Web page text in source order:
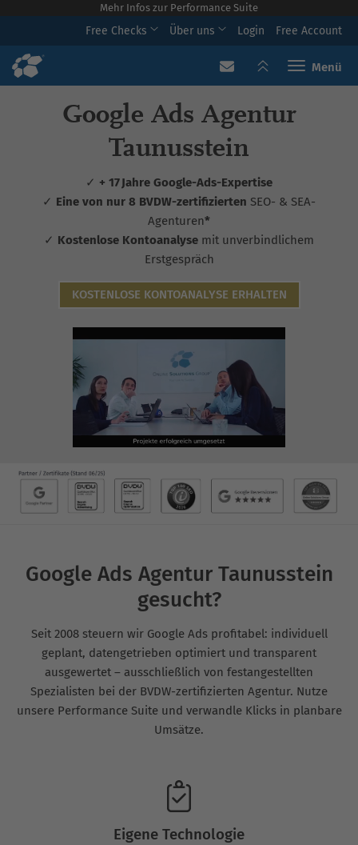
Mehr Infos zur Performance Suite
Free Checks Über uns Login Free Account
Toggle
Google Ads Agentur
Taunusstein
✓ + 17 Jahre Google-Ads-Expertise
✓ Eine von nur 8 BVDW-zertifizierten SEO- & SEA-
Agenturen*
✓ Kostenlose Kontoanalyse mit unverbindlichem
Erstgespräch
KOSTENLOSE KONTOANALYSE ERHALTEN
Google Ads Agentur Taunusstein
gesucht?
Seit 2008 steuern wir Google Ads profitabel: individuell
geplant, datengetrieben optimiert und transparent
ausgewertet – ausschließlich von festangestellten
Spezialisten bei der BVDW-zertifizierten Agentur. Nutze
unsere Performance Suite und verwandle Klicks in planbare
Umsätze.
Eigene Technologie